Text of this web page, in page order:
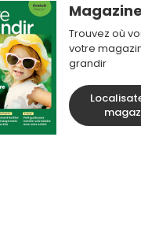
Trouvez où
votre
grandir